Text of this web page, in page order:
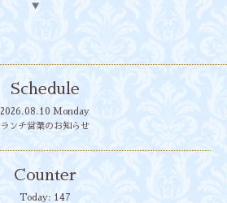
▼
Schedule
2026.08.10 Monday
ランチ営業のお知らせ
Counter
Today: 147